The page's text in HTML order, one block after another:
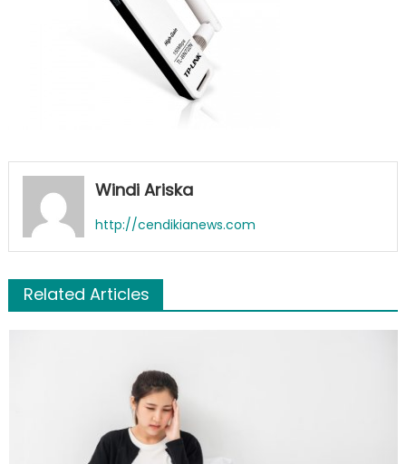
Windi Ariska
http://cendikianews.com
Related Articles